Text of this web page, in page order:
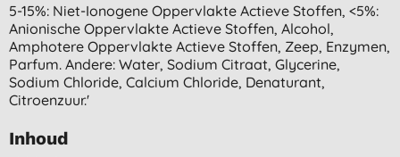
5-15%: Niet-Ionogene Oppervlakte Actieve Stoffen, <5%:
Anionische Oppervlakte Actieve Stoffen, Alcohol,
Amphotere Oppervlakte Actieve Stoffen, Zeep, Enzymen,
Parfum. Andere: Water, Sodium Citraat, Glycerine,
Sodium Chloride, Calcium Chloride, Denaturant,
Citroenzuur.'
Inhoud